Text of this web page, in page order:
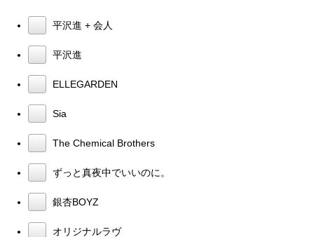
平沢進 + 会人
平沢進
ELLEGARDEN
Sia
The Chemical Brothers
ずっと真夜中でいいのに。
銀杏BOYZ
オリジナルラヴ